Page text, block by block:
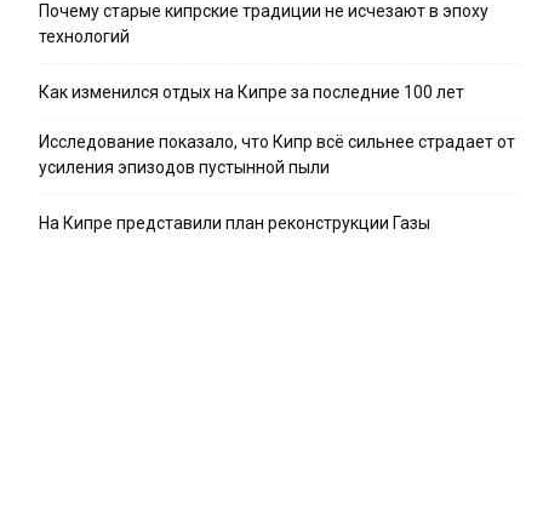
Почему старые кипрские традиции не исчезают в эпоху
технологий
Как изменился отдых на Кипре за последние 100 лет
Исследование показало, что Кипр всё сильнее страдает от
усиления эпизодов пустынной пыли
На Кипре представили план реконструкции Газы